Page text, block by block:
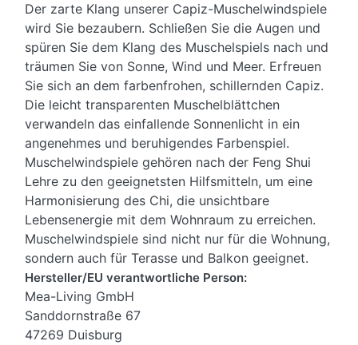
Der zarte Klang unserer Capiz-Muschelwindspiele
wird Sie bezaubern. Schließen Sie die Augen und
spüren Sie dem Klang des Muschelspiels nach und
träumen Sie von Sonne, Wind und Meer. Erfreuen
Sie sich an dem farbenfrohen, schillernden Capiz.
Die leicht transparenten Muschelblättchen
verwandeln das einfallende Sonnenlicht in ein
angenehmes und beruhigendes Farbenspiel.
Muschelwindspiele gehören nach der Feng Shui
Lehre zu den geeignetsten Hilfsmitteln, um eine
Harmonisierung des Chi, die unsichtbare
Lebensenergie mit dem Wohnraum zu erreichen.
Muschelwindspiele sind nicht nur für die Wohnung,
sondern auch für Terasse und Balkon geeignet.
Hersteller/EU verantwortliche Person:
Mea-Living GmbH
Sanddornstraße 67
47269 Duisburg